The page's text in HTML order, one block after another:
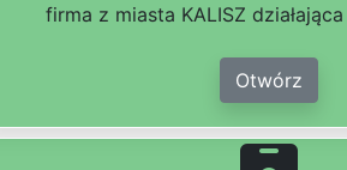
firma z miasta KALISZ
Otwórz